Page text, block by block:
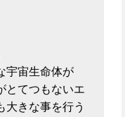
宇宙生命体が
とてつもないエ
大きな事を行う